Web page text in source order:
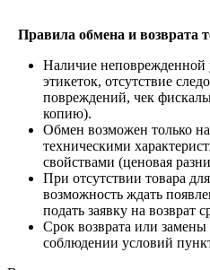
Правила обмена и возврата
Наличие неповрежденной
этикеток, отсутствие
повреждений, чек
копию).
Обмен возможен только
техническими
свойствами (ценовая
При отсутствии товара
возможность ждать
подать заявку на возврат
Срок возврата или
соблюдении условий